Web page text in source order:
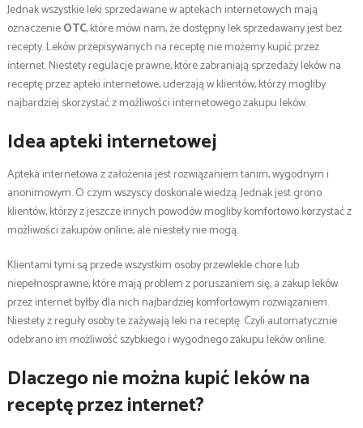
Jednak wszystkie leki sprzedawane w aptekach internetowych mają
oznaczenieOTC, które mówi nam, że dostępny lek sprzedawany jest bez
recepty. Leków przepisywanych na receptę nie możemy kupić przez
internet. Niestety regulacje prawne, które zabraniają sprzedaży leków na
receptę przez apteki internetowe, uderzają w klientów, którzy mogliby
najbardziej skorzystać z możliwości internetowego zakupu leków.
Idea apteki internetowej
Apteka internetowa z założenia jest rozwiązaniem tanim, wygodnym i
anonimowym. O czym wszyscy doskonale wiedzą. Jednak jest grono
klientów, którzy z jeszcze innych powodów mogliby komfortowo korzystać z
możliwości zakupów online, ale niestety nie mogą.
Klientami tymi są przede wszystkim osoby przewlekle chore lub
niepełnosprawne, które mają problem z poruszaniem się, a zakup leków
przez internet byłby dla nich najbardziej komfortowym rozwiązaniem.
Niestety z reguły osoby te zażywają leki na receptę. Czyli automatycznie
odebrano im możliwość szybkiego i wygodnego zakupu leków online.
Dlaczego nie można kupić leków na
receptę przez internet?